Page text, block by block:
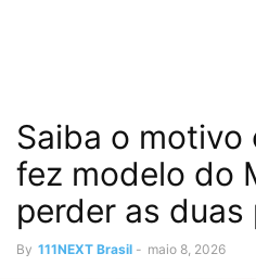
Saiba o
fez modelo do
perder as duas
By 111NEXT Brasil - maio 8, 2026